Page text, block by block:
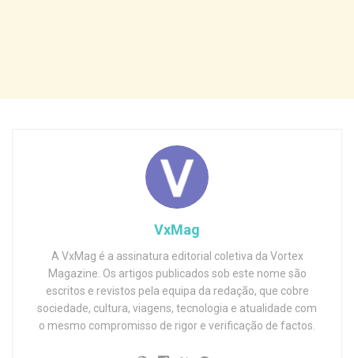
VxMag
A VxMag é a assinatura editorial coletiva da Vortex
Magazine. Os artigos publicados sob este nome são
escritos e revistos pela equipa da redação, que cobre
sociedade, cultura, viagens, tecnologia e atualidade com
o mesmo compromisso de rigor e verificação de factos.